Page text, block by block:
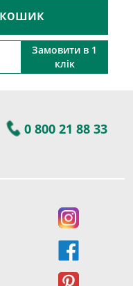
Замовити в 1
клік
0 800 21 88 33